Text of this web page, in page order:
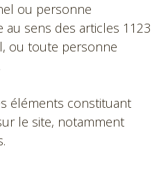
ou personne
au sens des articles 1123
ou toute personne
éléments constituant
le site, notamment